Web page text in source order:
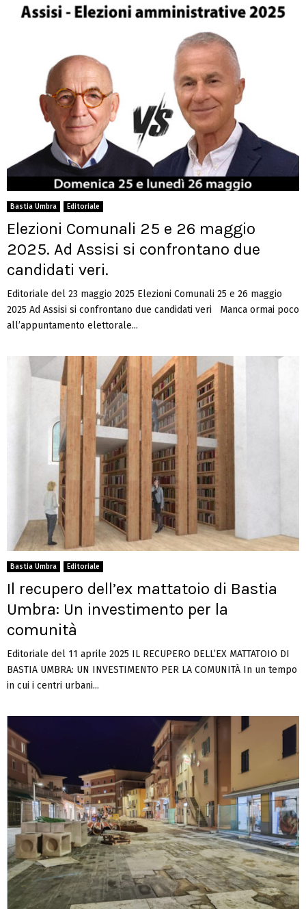
Bastia Umbra Editoriale
Elezioni Comunali 25 e 26 maggio
2025. Ad Assisi si confrontano due
candidati veri.
Editoriale del 23 maggio 2025 Elezioni Comunali 25 e 26 maggio
2025 Ad Assisi si confrontano due candidati veri Manca ormai poco
all’appuntamento elettorale...
Bastia Umbra Editoriale
Il recupero dell’ex mattatoio di Bastia
Umbra: Un investimento per la
comunità
Editoriale del 11 aprile 2025 IL RECUPERO DELL’EX MATTATOIO DI
BASTIA UMBRA: UN INVESTIMENTO PER LA COMUNITÀ In un tempo
in cui i centri urbani...